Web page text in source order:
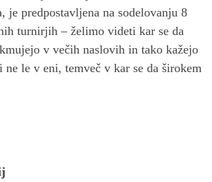
je predpostavljena na sodelovanju 8
turnirjih – želimo videti kar se da
v večih naslovih in tako kažejo
ne le v eni, temveč v kar se da širokem